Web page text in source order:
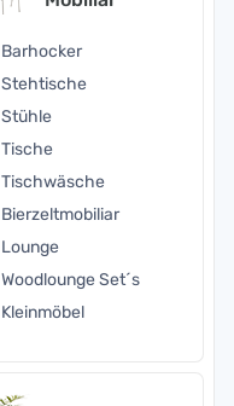
Barhocker
Stehtische
Stühle
Tische
Tischwäsche
Bierzeltmobiliar
Lounge
Woodlounge Set´s
Kleinmöbel